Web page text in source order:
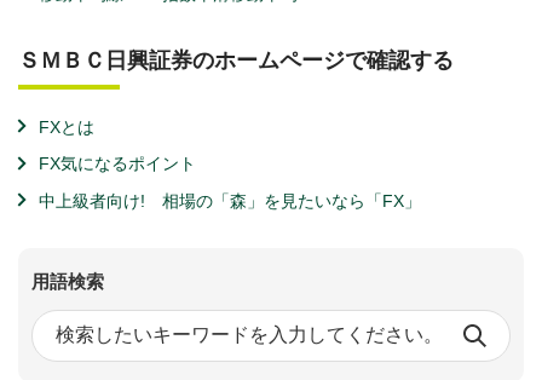
ＳＭＢＣ日興証券のホームページで確認する
FXとは
FX気になるポイント
中上級者向け! 相場の「森」を見たいなら「FX」
用語検索